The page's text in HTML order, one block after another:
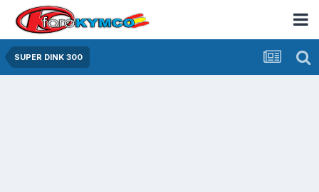
SUPER DINK 300